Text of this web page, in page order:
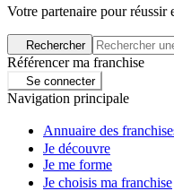
Votre partenaire pour réussir
Rechercher
Référencer ma franchise
Se connecter
Navigation principale
Annuaire des
Je découvre
Je me forme
Je choisis ma franchise